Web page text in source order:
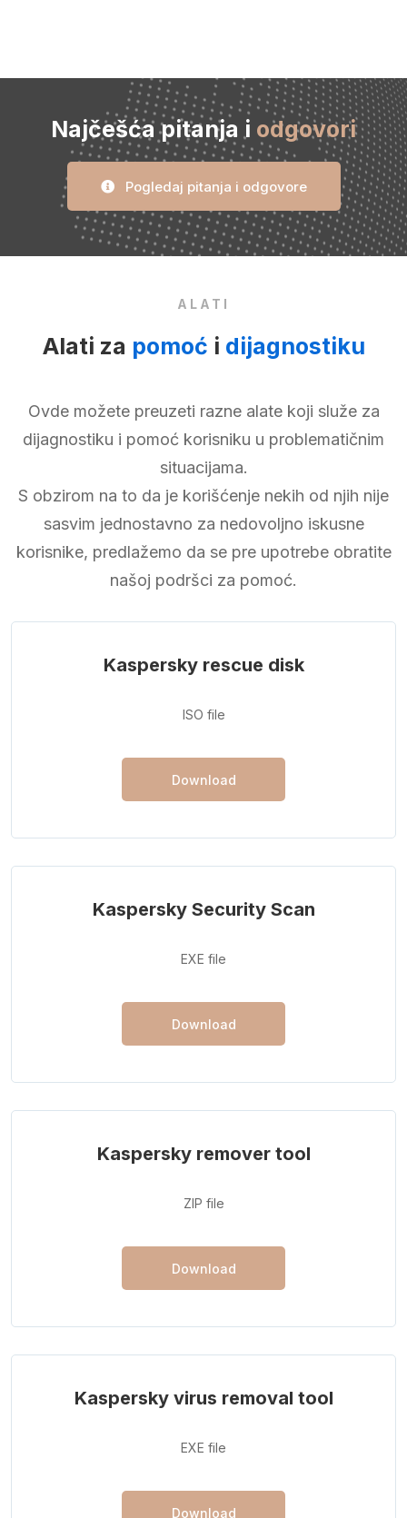
Najčešća pitanja i odgovori
Pogledaj pitanja i odgovore
ALATI
Alati za pomoć i dijagnostiku
Ovde možete preuzeti razne alate koji služe za
dijagnostiku i pomoć korisniku u problematičnim
situacijama.
S obzirom na to da je korišćenje nekih od njih nije
sasvim jednostavno za nedovoljno iskusne
korisnike, predlažemo da se pre upotrebe obratite
našoj podršci za pomoć.
Kaspersky rescue disk
ISO file
Download
Kaspersky Security Scan
EXE file
Download
Kaspersky remover tool
ZIP file
Download
Kaspersky virus removal tool
EXE file
Download